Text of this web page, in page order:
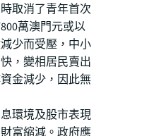
取消了青年首次
萬澳門元或以
少而受壓，中小
，變相居民賣出
金減少，因此無
環境及股市表現
富縮減。政府應